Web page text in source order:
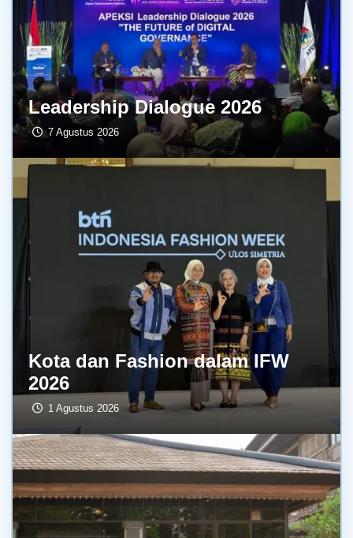
Leadership Dialogue 2026
7 Agustus 2026
Kota dan Fashion dalam IFW
2026
1 Agustus 2026